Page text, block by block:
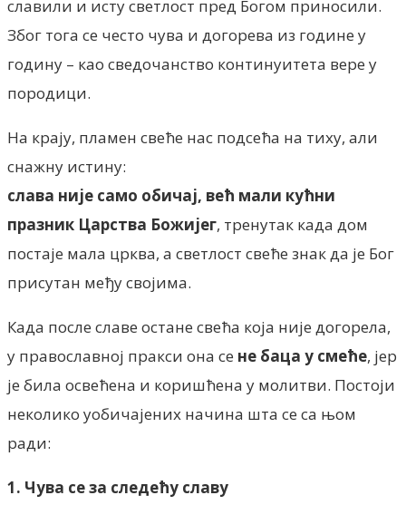
славили и исту светлост пред Богом приносили.
Због тога се често чува и догорева из године у
годину – као сведочанство континуитета вере у
породици.
На крају, пламен свеће нас подсећа на тиху, али
снажну истину:
слава није само обичај, већ мали кућни
празник Царства Божијег, тренутак када дом
постаје мала црква, а светлост свеће знак да је Бог
присутан међу својима.
Када после славе остане свећа која није догорела,
у православној пракси она се не баца у смеће, јер
је била освећена и коришћена у молитви. Постоји
неколико уобичајених начина шта се са њом
ради:
1. Чува се за следећу славу